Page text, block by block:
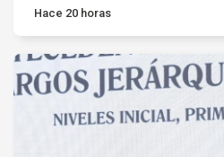
Hace 20 horas